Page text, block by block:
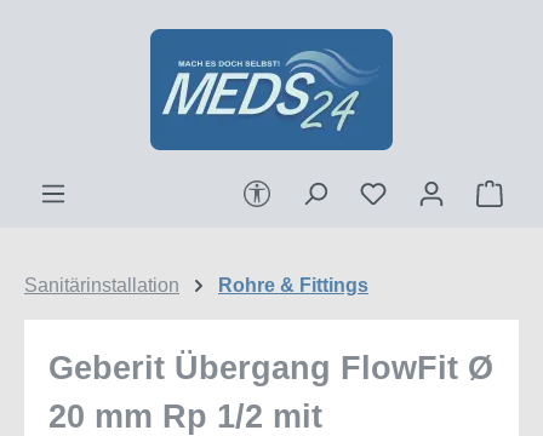
Zum Hauptinhalt springen
Werkzeugleiste anzeigen
Sanitärinstallation Rohre & Fittings
Geberit Übergang FlowFit Ø
20 mm Rp 1/2 mit